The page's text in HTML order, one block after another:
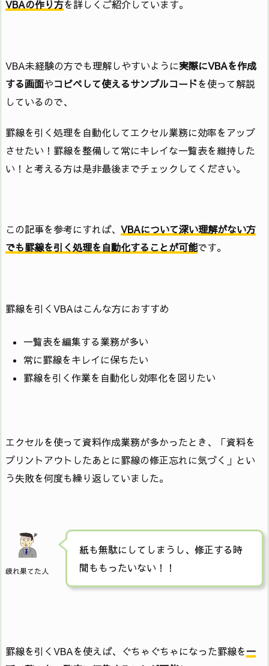
VBAの作り方を詳しくご紹介しています。
VBA未経験の方でも理解しやすいように実際にVBAを作成
する画面やコピペして使えるサンプルコードを使って解説
しているので、
罫線を引く処理を自動化してエクセル業務に効率をアップ
させたい！罫線を整備して常にキレイな一覧表を維持した
い！と考える方は是非最後までチェックしてください。
この記事を参考にすれば、 VBAについて深い理解がない方
でも罫線を引く処理を自動化することが可能です。
罫線を引くVBAはこんな方におすすめ
一覧表を編集する業務が多い
常に罫線をキレイに保ちたい
罫線を引く作業を自動化し効率化を図りたい
エクセルを使って資料作成業務が多かったとき、「資料を
プリントアウトしたあとに罫線の修正忘れに気づく」とい
う失敗を何度も繰り返していました。
疲れ果てた人
紙も無駄にしてしまうし、修正する時
間ももったいない！！
罫線を引くVBAを使えば、ぐちゃぐちゃになった罫線を一